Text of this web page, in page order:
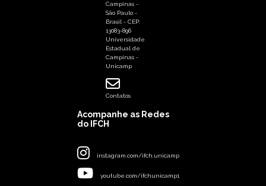
Campinas -
São Paulo -
Brasil - CEP:
13083-896
Universidade
Estadual de
Campinas -
Unicamp
Contatos
Acompanhe as Redes
do IFCH
instagram.com/ifch.unicamp
youtube.com/ifchunicamp1